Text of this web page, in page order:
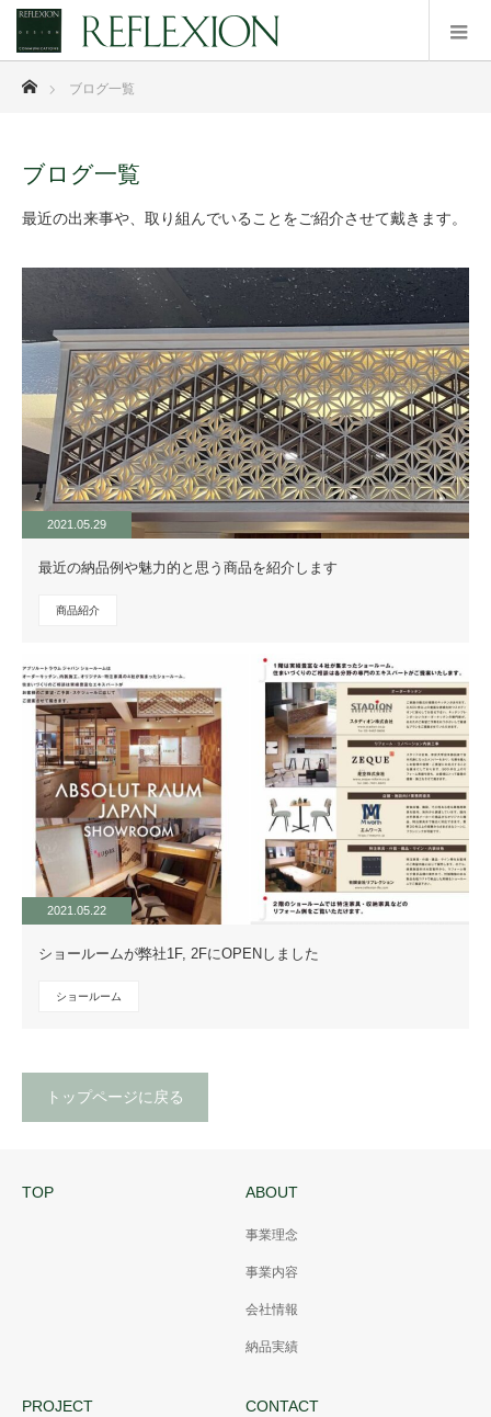
ブログ一覧
ブログ一覧
最近の出来事や、取り組んでいることをご紹介させて戴きます。
2021.05.29
最近の納品例や魅力的と思う商品を紹介します
商品紹介
2021.05.22
ショールームが弊社1F, 2FにOPENしました
ショールーム
トップページに戻る
TOP ABOUT
事業理念
事業内容
会社情報
納品実績
PROJECT CONTACT